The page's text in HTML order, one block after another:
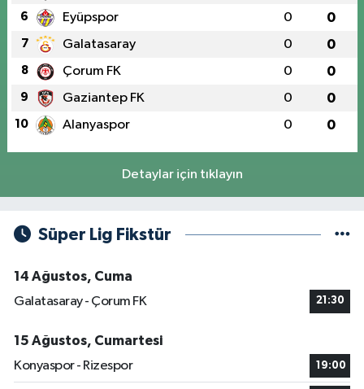
6 Eyüpspor 0 0
7 Galatasaray 0 0
8 Çorum FK 0 0
9 Gaziantep FK 0 0
10 Alanyaspor 0 0
Detaylar için tıklayın
Süper Lig Fikstür
14 Ağustos, Cuma
Galatasaray - Çorum FK
21:30
15 Ağustos, Cumartesi
Konyaspor - Rizespor
19:00